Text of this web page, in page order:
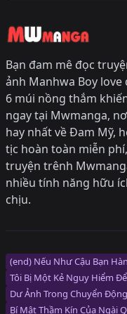
Bạn đam mê đọc
ảnh Manhwa Boy
6 múi nồng thắm
ngay tại Mwmanga,
hay nhất về Đam Mỹ,
tịc hoàn toàn miễn
truyện trênh
nhiều tính năng hữu
chịu.
(end) Nếu Như Cậu Bạn
Tôi Bị Một Kẻ Nguy Hiểm
Dư Ảnh Trong Chuyển
Bí Mật Thầm Kín Của Ngài